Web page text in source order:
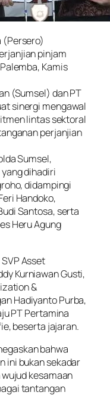
(Persero)
pinjam
Kamis
(Sumsel) dan PT
sinergi mengawal
lintas sektoral
perjanjian
Sumsel,
dihadiri
didampingi
Handoko,
Santosa, serta
Heru Agung
Asset
Kurniawan Gusti,
&
Hadiyanto Purba,
PT Pertamina
beserta jajaran.
bahwa
ini bukan sekadar
kesamaan
tantangan